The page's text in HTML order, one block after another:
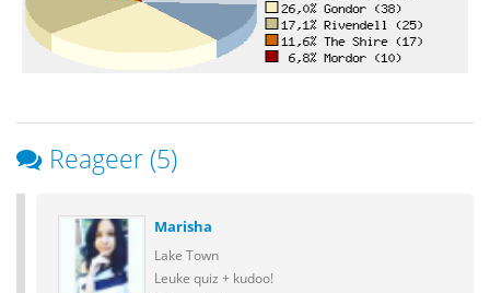
Reageer (5)
Marisha
Lake Town
Leuke quiz + kudoo!